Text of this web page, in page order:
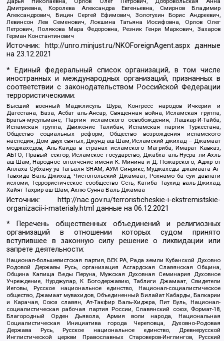
Дмитриевна, Королева Александра Евгеньевна, Смирнов Владимир
Александрович, Вицин Сергей Ефимович, Золотухин Борис Андреевич,
Левинсон Лев Семенович, Локшина Татьяна Иосифовна, Орлов Олег
Петрович, Полякова Мара Федоровна, Резник Генри Маркович, Захаров
Герман Константинович
Источник: http://unro.minjust.ru/NKOForeignAgent.aspxданные
на23.12.2021
* Единый федеральный список организаций, в том числе
иностранных и международных организаций, признанных в
соответствии с законодательством Российской Федерации
террористическими:
Высший военный Маджлисуль Шура, Конгресс народов Ичкерии и
Дагестана, База, Асбат аль-Ансар, Священная война, Исламская группа,
Братья-мусульмане, Партия исламского освобождения, Лашкар-И-Тайба,
Исламская группа, Движение Талибан, Исламская партия Туркестана,
Общество социальных реформ, Общество возрождения исламского
наследия, Дом двух святых, Джунд аш-Шам, Исламский джихад – Джамаат
моджахедов, Аль-Каида в странах исламского Магриба, Имарат Кавказ,
АБТО, Правый сектор, Исламское государство, Джабха аль-Нусра ли-Ахль
аш-Шам, Народное ополчение имени К. Минина и Д. Пожарского, Аджр от
Аллаха Субхану уа Тагьаля SHAM, АУМ Синрике, Муджахеды джамаата Ат-
Тавхида Валь-Джихад, Чистопольский Джамаат, Рохнамо ба суи давлати
исломи, Террористическое сообщество Сеть, Катиба Таухид валь-Джихад,
Хайят Тахрир аш-Шам, Ахлю Сунна Валь Джамаа
Источник:
http://nac.gov.ru/terroristicheskie-i-ekstremistskie-
organizacii-i-materialy.html данные на06.12.2021
* Перечень общественных объединений и религиозных
организаций в отношении которых судом принято
вступившее в законную силу решение о ликвидации или
запрете деятельности:
Национал-большевистская партия, ВЕК РА, Рада земли Кубанской Духовно
Родовой Державы Русь, организация Асгардская Славянская Община,
Община Капища Веды Перуна, Мужская Духовная Семинария Духовное
Учреждение, Нурджулар, К Богодержавию, Таблиги Джамаат, Свидетели
Иеговы, Русское национальное единство, Национал-социалистическое
общество, Джамаат мувахидов, Объединенный Вилайат Кабарды, Балкарии
и Карачая, Союз славян, Ат-Такфир Валь-Хиджра, Пит Буль, Национал-
социалистическая рабочая партия России, Славянский союз, Формат-18,
Благородный Орден Дьявола, Армия воли народа, Национальная
Социалистическая Инициатива города Череповца, Духовно-Родовая
Держава Русь, Русское национальное единство, Древнерусской
Инглистической церкви Православных Староверов-Инглингов, Русский